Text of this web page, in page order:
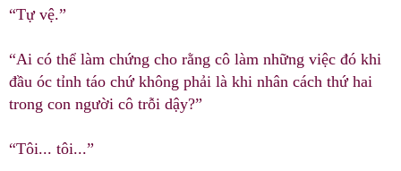
“Tự vệ.”
“Ai có thể làm chứng cho rằng cô làm những việc đó khi
đầu óc tỉnh táo chứ không phải là khi nhân cách thứ hai
trong con người cô trỗi dậy?”
“Tôi... tôi...”